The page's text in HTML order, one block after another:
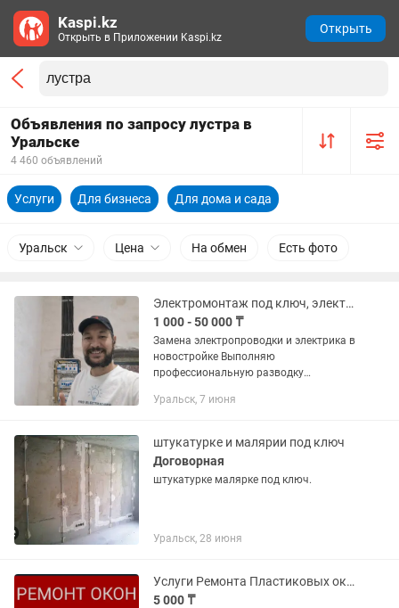
Объявления по запросу лустра в
Уральске
4 460 объявлений
Услуги Для бизнеса Для дома и сада
Уральск Цена На обмен Есть фото
Электромонтаж под ключ, электрик
1 000 - 50 000 ₸
Замена электропроводки и электрика в
новостройке Выполняю
профессиональную разводку
Работаю аккуратно, по проекту и
замена...
Уральск, 7 июня
штукатурке и малярии под ключ
Договорная
штукатурке малярке под ключ.
Уральск, 28 июня
Услуги Ремонта Пластиковых окон. Утипление окон. Откосы.
5 000 ₸
Kaspi.kz
Открыть в Приложении Kaspi.kz
Открыть